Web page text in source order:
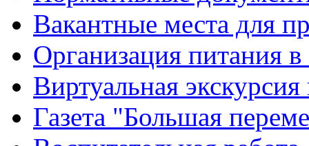
Вакантные места для
Организация питания в
Виртуальная
Газета "Большая